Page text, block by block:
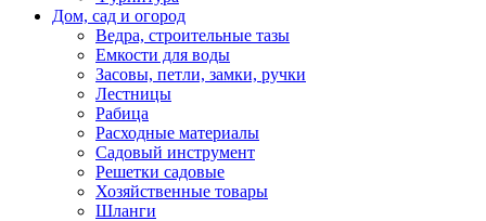
Дом, сад и огород
Ведра, строительные тазы
Емкости для воды
Засовы, петли, замки, ручки
Лестницы
Рабица
Расходные материалы
Садовый инструмент
Решетки садовые
Хозяйственные товары
Шланги